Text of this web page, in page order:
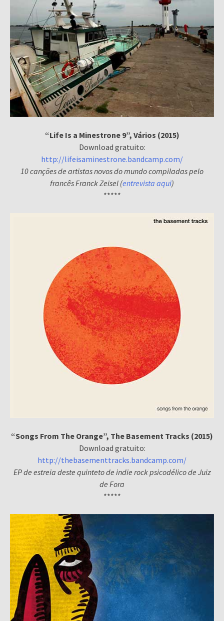
“Life Is a Minestrone 9”, Vários (2015)
Download gratuito:
http://lifeisaminestrone.bandcamp.com/
10 canções de artistas novos do mundo compiladas pelo
francês Franck Zeisel (entrevista aqui)
*****
“Songs From The Orange”, The Basement Tracks (2015)
Download gratuito:
http://thebasementtracks.bandcamp.com/
EP de estreia deste quinteto de indie rock psicodélico de Juiz
de Fora
*****